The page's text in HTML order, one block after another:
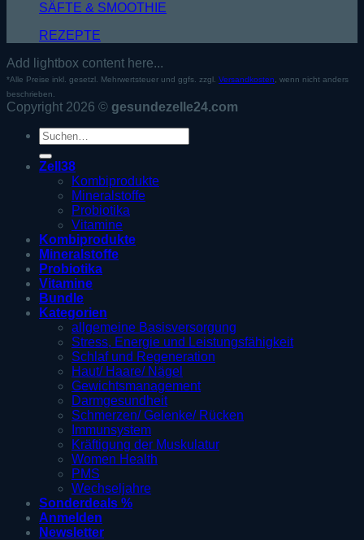
SÄFTE & SMOOTHIE
REZEPTE
Add lightbox content here...
*Alle Preise inkl. gesetzl. Mehrwertsteuer und ggfs. zzgl. Versandkosten , wenn nicht anders
beschrieben.
Copyright 2026 © gesundezelle24.com
Suche
nach:
Zell38
Kombiprodukte
Mineralstoffe
Probiotika
Vitamine
Kombiprodukte
Mineralstoffe
Probiotika
Vitamine
Bundle
Kategorien
allgemeine Basisversorgung
Stress, Energie und Leistungsfähigkeit
Schlaf und Regeneration
Haut/ Haare/ Nägel
Gewichtsmanagement
Darmgesundheit
Schmerzen/ Gelenke/ Rücken
Immunsystem
Kräftigung der Muskulatur
Women Health
PMS
Wechseljahre
Sonderdeals %
Anmelden
Newsletter